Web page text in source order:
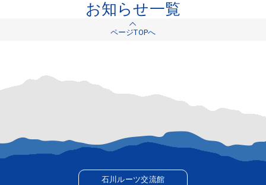
お知らせ一覧
ページTOPへ
石川ルーツ交流館